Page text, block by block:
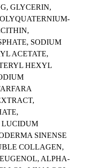
GLYCERIN,
SODIUM
ACETATE,
HEXYL
LUCIDUM
SINENSE
COLLAGEN,
ALPHA-